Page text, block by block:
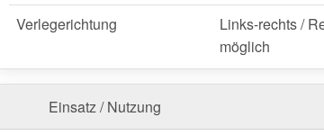
profitieren Sie von schneller Lieferung!
Wegen Sonderanfertigung vom Widerruf ausgeschlossen
Verlegerichtung
Links-rechts /
möglich
Einsatz / Nutzung